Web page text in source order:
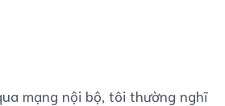
mạng nội bộ, tôi thường nghĩ